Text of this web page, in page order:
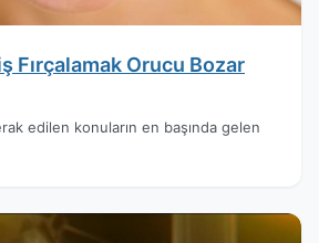
Fırçalamak Orucu Bozar
edilen konuların en başında gelen